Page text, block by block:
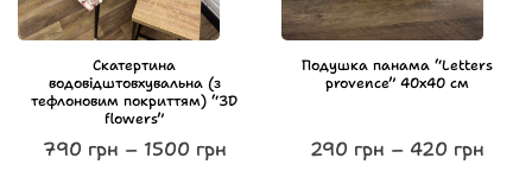
Скатертина
водовідштовхувальна (з
тефлоновим покриттям) “3D
flowers”
790 грн – 1500 грн
Подушка панама “Letters
provence” 40х40 см
290 грн – 420 грн